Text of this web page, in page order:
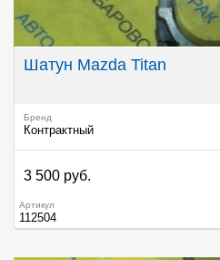
Шатун Mazda Titan
Бренд
Контрактный
3 500 руб.
Артикул
112504